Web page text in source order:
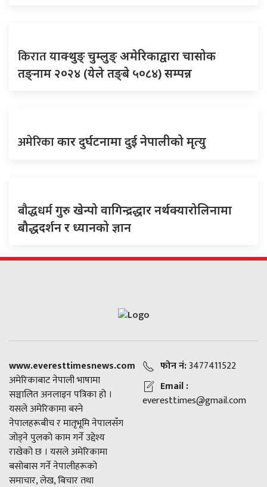
किरातयाक्थुङ् चुम्लुङ् अमेरिकाद्वारा चासोक
तङ्नाम २०२४ (येले तङ्बे ५०८४) सम्पन्न
अमेरिकाकार दुर्घटनामा दुई नेपालीको मृत्यु
बौद्धधर्मगुरु खेन्पो वागिन्द्रद्धार नर्थक्यारोलिनामा
बौद्धदर्शन र ध्यानको ज्ञान
www.everesttimesnews.com
अमेरिकाबाट नेपाली भाषामा
सञ्चालित अनलाइन पत्रिका हो ।
यसले अमेरिकामा बस्ने
नेपालहरूबीच र मातृभूमि नेपालसँग
जोड्ने पुलको काम गर्ने उद्देश्य
राखेको छ । यसले अमेरिकामा
बसोबास गर्ने नेपालीहरूको
समाचार, लेख, बिचार तथा
फोन नं:3477411522
Email :
everesttimes@gmail.com